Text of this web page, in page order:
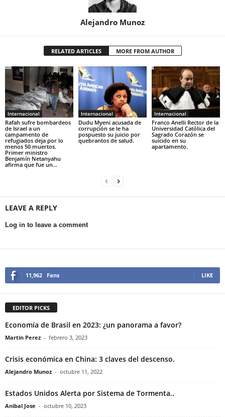
Alejandro Munoz
RELATED ARTICLES MORE FROM AUTHOR
Internacional
Rafah sufre bombardeos
de Israel a un
campamento de
refugiados deja por lo
menos 50 muertos.
Primer ministro
Benjamín Netanyahu
afirma que fue un...
Internacional
Dudu Myeni acusada de
corrupción se le ha
pospuesto su juicio por
quebrantos de salud.
Internacional
Franco Anelli Rector de la
Universidad Católica del
Sagrado Corazón se
suicido en su
apartamento.
LEAVE A REPLY
Log in to leave a comment
11,962 Fans LIKE
EDITOR PICKS
Economía de Brasil en 2023: ¿un panorama a favor?
Martin Perez - febrero 3, 2023
Crisis económica en China: 3 claves del descenso.
Alejandro Munoz - octubre 11, 2022
Estados Unidos Alerta por Sistema de Tormenta..
Anibal Jose - octubre 10, 2023